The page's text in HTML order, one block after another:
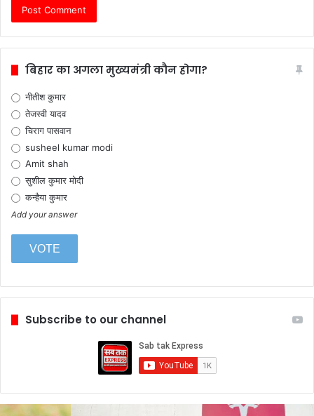
बिहार का अगला मुख्यमंत्री कौन होगा?
नीतीश कुमार
तेजस्वी यादव
चिराग पासवान
susheel kumar modi
Amit shah
सुशील कुमार मोदी
कन्हैया कुमार
Add your answer
Subscribe to our channel